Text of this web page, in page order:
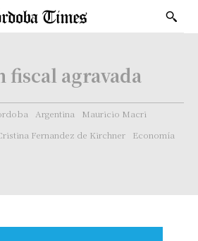
fiscal agravada
Argentina
Mauricio Macri
Fernandez de Kirchner
Economía